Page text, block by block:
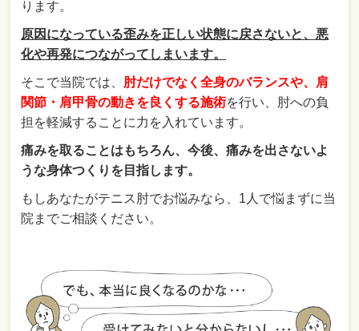
ります。
原因になっている歪みを正しい状態に戻さないと、悪
化や再発につながってしまいます。
そこで当院では、 肘だけでなく全身のバランスや、肩
関節・肩甲骨の動きを良くする施術を行い、肘への負
担を軽減することに力を入れています。
痛みを取ることはもちろん、今後、痛みを出さないよ
うな身体つくりを目指します。
もしあなたがテニス肘でお悩みなら、1人で悩まずに当
院までご相談ください。